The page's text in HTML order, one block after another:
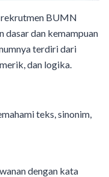
rekrutmen BUMN
dasar dan kemampuan
terdiri dari
dan logika.
teks, sinonim,
dengan kata